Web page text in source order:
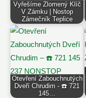
Vyřešíme Zlomený Klíč
V Zámku | Nostop
Zámečník Teplice
Otevření Zabouchnutých
Dveří Chrudim - ☎️ 721
145…